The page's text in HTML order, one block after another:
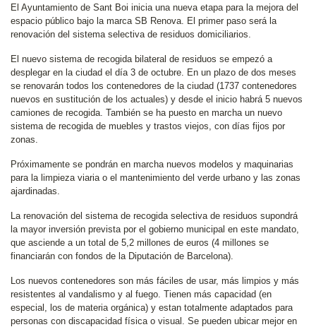
El Ayuntamiento de Sant Boi inicia una nueva etapa para la mejora del
espacio público bajo la marca SB Renova. El primer paso será la
renovación del sistema selectiva de residuos domiciliarios.
El nuevo sistema de recogida bilateral de residuos se empezó a
desplegar en la ciudad el día 3 de octubre. En un plazo de dos meses
se renovarán todos los contenedores de la ciudad (1737 contenedores
nuevos en sustitución de los actuales) y desde el inicio habrá 5 nuevos
camiones de recogida. También se ha puesto en marcha un nuevo
sistema de recogida de muebles y trastos viejos, con días fijos por
zonas.
Próximamente se pondrán en marcha nuevos modelos y maquinarias
para la limpieza viaria o el mantenimiento del verde urbano y las zonas
ajardinadas.
La renovación del sistema de recogida selectiva de residuos supondrá
la mayor inversión prevista por el gobierno municipal en este mandato,
que asciende a un total de 5,2 millones de euros (4 millones se
financiarán con fondos de la Diputación de Barcelona).
Los nuevos contenedores son más fáciles de usar, más limpios y más
resistentes al vandalismo y al fuego. Tienen más capacidad (en
especial, los de materia orgánica) y estan totalmente adaptados para
personas con discapacidad física o visual. Se pueden ubicar mejor en